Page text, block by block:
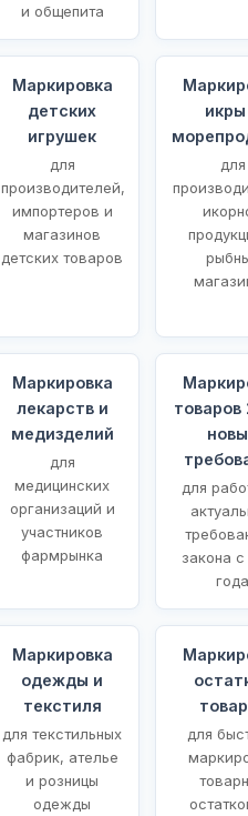
и общепита
Маркировка
детских
игрушек
для
производителей,
импортеров и
магазинов
детских товаров
икры
для
Маркировка
лекарств и
медизделий
для
медицинских
организаций и
участников
фармрынка
товаров
для
закона
года
Маркировка
одежды и
текстиля
для текстильных
фабрик, ателье
и розницы
одежды
для